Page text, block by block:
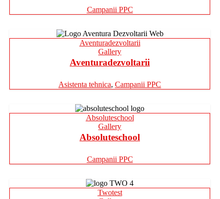
Campanii PPC
Aventuradezvoltarii
Gallery
Aventuradezvoltarii
Asistenta tehnica, Campanii PPC
Absoluteschool
Gallery
Absoluteschool
Campanii PPC
Twotest